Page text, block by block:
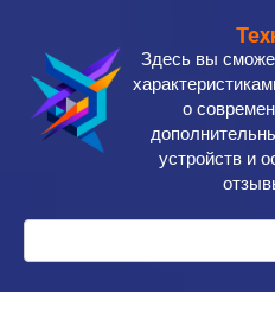
контенту
Здесь вы
о
устройств и
Поиск: